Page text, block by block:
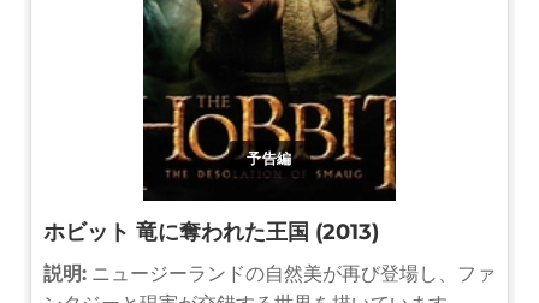
予告編
ホビット 竜に奪われた王国 (2013)
説明: ニュージーランドの自然美が再び登場し、ファ